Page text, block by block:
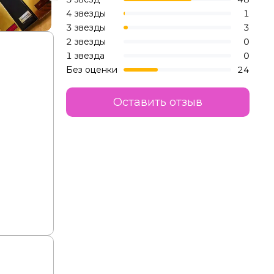
4 звезды
1
3 звезды
3
2 звезды
0
1 звезда
0
Без оценки
24
Оставить отзыв